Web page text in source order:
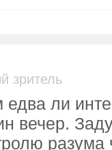
зритель
ли
вечер.
разума